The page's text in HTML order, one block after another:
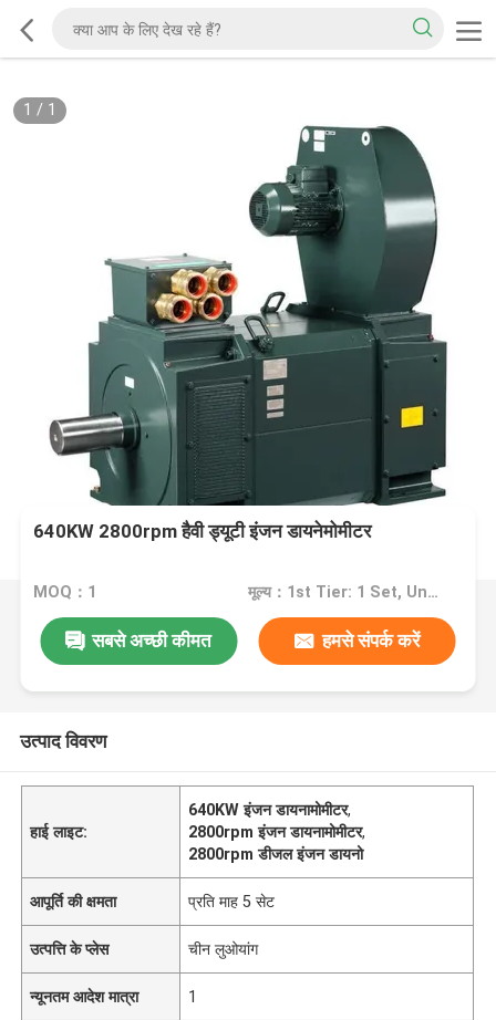
1 / 1
640KW 2800rpm हैवी ड्यूटी इंजन डायनेमोमीटर
MOQ：1 मूल्य：1st Tier: 1 Set, Unit Price USD 3.00 2nd Tier: 2-5 Sets, Unit Price USD 2.00 3rd Tier: Over 5 Sets, Unit Price USD 1.00
सबसे अच्छी कीमत हमसे संपर्क करें
उत्पाद विवरण
हाई लाइट:
640KW इंजन डायनामोमीटर,
2800rpm इंजन डायनामोमीटर,
2800rpm डीजल इंजन डायनो
आपूर्ति की क्षमता प्रति माह 5 सेट
उत्पत्ति के प्लेस चीन लुओयांग
न्यूनतम आदेश मात्रा 1